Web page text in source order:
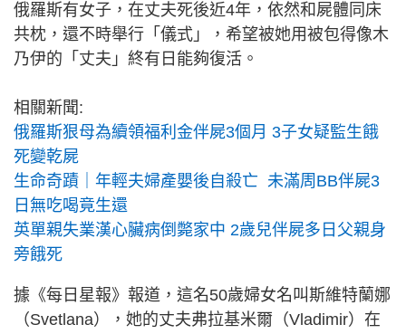
俄羅斯有女子，在丈夫死後近4年，依然和屍體同床
共枕，還不時舉行「儀式」，希望被她用被包得像木
乃伊的「丈夫」終有日能夠復活。
相關新聞:
俄羅斯狠母為續領福利金伴屍3個月 3子女疑監生餓
死變乾屍
生命奇蹟｜年輕夫婦產嬰後自殺亡 未滿周BB伴屍3
日無吃喝竟生還
英單親失業漢心臟病倒斃家中 2歲兒伴屍多日父親身
旁餓死
據《每日星報》報道，這名50歲婦女名叫斯維特蘭娜
（Svetlana），她的丈夫弗拉基米爾（Vladimir）在